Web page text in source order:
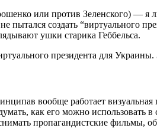
или против Зеленского) — я
создать “виртуального
ушки старика Геббельса.
президента для
вообще работает
как его можно
пропагандистские фильмы,